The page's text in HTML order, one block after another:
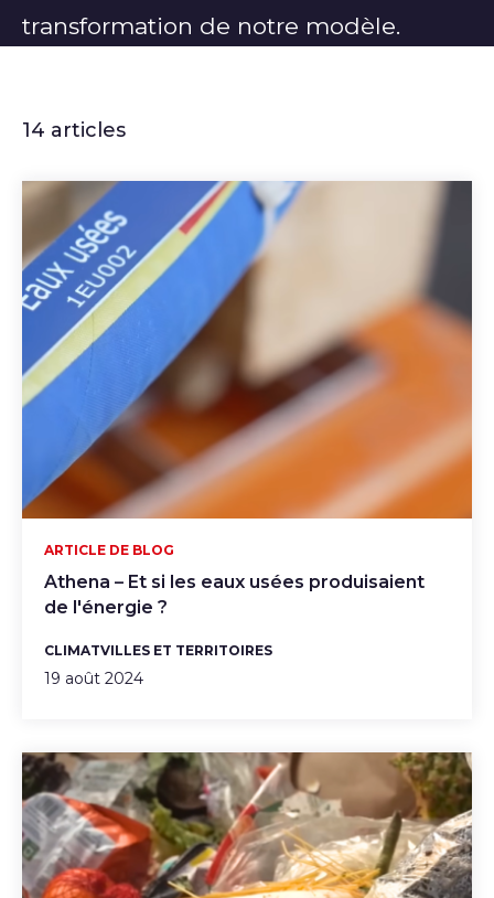
transformation de notre modèle.
14 articles
Athena – Et si les eaux usées produisaient
de l'énergie ?
ARTICLE DE BLOG
CLIMATVILLES ET TERRITOIRES
19 août 2024